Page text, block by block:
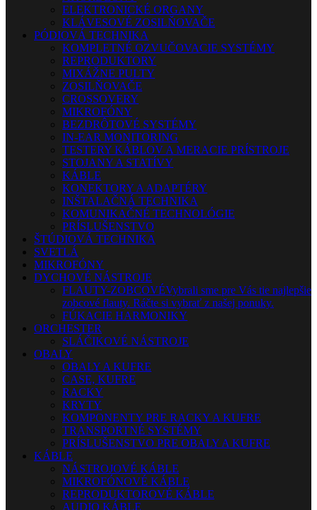
ELEKTRONICKÉ ORGANY
KLÁVESOVÉ ZOSILŇOVAČE
PÓDIOVÁ TECHNIKA
KOMPLETNÉ OZVUČOVACIE SYSTÉMY
REPRODUKTORY
MIXÁŽNE PULTY
ZOSILŇOVAČE
CROSSOVERY
MIKROFÓNY
BEZDRÔTOVÉ SYSTÉMY
IN-EAR MONITORING
TESTERY KÁBLOV A MERACIE PRÍSTROJE
STOJANY A STATÍVY
KÁBLE
KONEKTORY A ADAPTÉRY
INŠTALAČNÁ TECHNIKA
KOMUNIKAČNÉ TECHNOLÓGIE
PRÍSLUŠENSTVO
ŠTÚDIOVÁ TECHNIKA
SVETLÁ
MIKROFÓNY
DYCHOVÉ NÁSTROJE
FLAUTY-ZOBCOVÉVybrali sme pre Vás tie najlepšie
zobcové flauty. Ráčte si vybrať z našej ponuky.
FÚKACIE HARMONIKY
ORCHESTER
SLÁČIKOVÉ NÁSTROJE
OBALY
OBALY A KUFRE
CASE, KUFRE
RACKY
KRYTY
KOMPONENTY PRE RACKY A KUFRE
TRANSPORTNÉ SYSTÉMY
PRÍSLUŠENSTVO PRE OBALY A KUFRE
KÁBLE
NÁSTROJOVÉ KÁBLE
MIKROFÓNOVÉ KÁBLE
REPRODUKTOROVÉ KÁBLE
AUDIO KÁBLE